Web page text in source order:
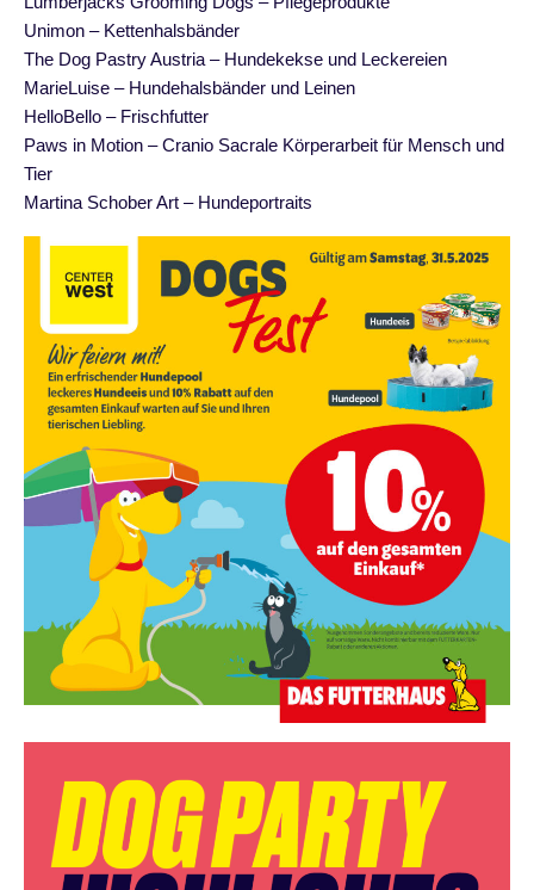
Unimon – Kettenhalsbänder
The Dog Pastry Austria – Hundekekse und Leckereien
MarieLuise – Hundehalsbänder und Leinen
HelloBello – Frischfutter
Paws in Motion – Cranio Sacrale Körperarbeit für Mensch und
Tier
Martina Schober Art – Hundeportraits